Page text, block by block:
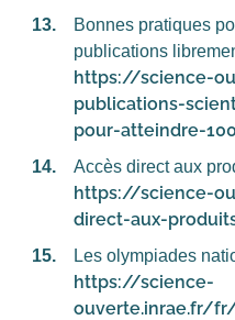
Bonnes pratiques
publications
https://science-
publications-
pour-atteindre-
Accès direct aux
https://science-
direct-aux-
Les olympiades
https://science-
ouverte.inrae.fr/